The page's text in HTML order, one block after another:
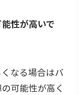
性が高いで
なる場合はバ
可能性が高く